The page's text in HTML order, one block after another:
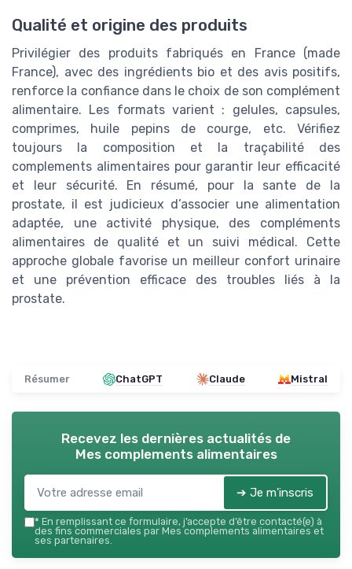
Qualité et origine des produits
Privilégier des produits fabriqués en France (made
France), avec des ingrédients bio et des avis positifs,
renforce la confiance dans le choix de son complément
alimentaire. Les formats varient : gelules, capsules,
comprimes, huile pepins de courge, etc. Vérifiez
toujours la composition et la traçabilité des
complements alimentaires pour garantir leur efficacité
et leur sécurité. En résumé, pour la sante de la
prostate, il est judicieux d’associer une alimentation
adaptée, une activité physique, des compléments
alimentaires de qualité et un suivi médical. Cette
approche globale favorise un meilleur confort urinaire
et une prévention efficace des troubles liés à la
prostate.
Résumer ChatGPT Claude Mistral
Recevez les dernières actualités de
Mes complements alimentaires
➔ Je m'inscris
* En remplissant ce formulaire, j’accepte d’être contacté(e) à
des fins commerciales par Mes complements alimentaires et
ses partenaires.